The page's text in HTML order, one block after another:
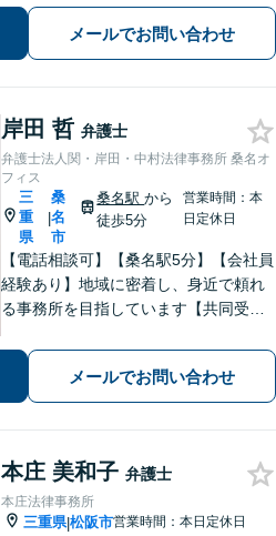
ます。【分割払い利用可】【当日・夜
間の面談可】【完全個室で対応】
メールでお問い合わせ
岸田 哲 弁護士
弁護士法人関・岸田・中村法律事務所 桑名オ
フィス
三
重
県
|
桑
名
市
桑名駅から
徒歩5分
営業時間：本
日定休日
【電話相談可】【桑名駅5分】【会社員
経験あり】地域に密着し、身近で頼れ
る事務所を目指しています【共同受任
全力を尽くします。一人で悩まず、お
気軽にご相談ください【夜間土日相談
可（要予約）】
メールでお問い合わせ
本庄 美和子 弁護士
本庄法律事務所
三重県|松阪市営業時間：本日定休日